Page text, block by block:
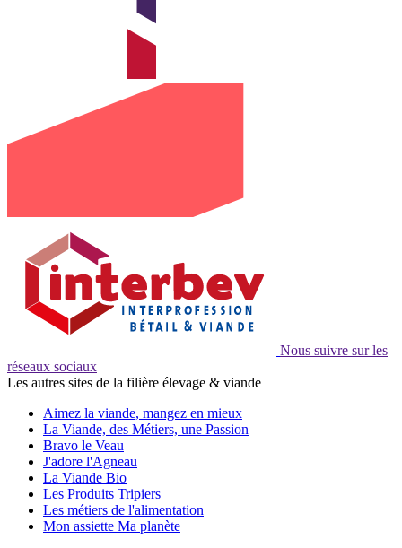
Nous suivre sur les
réseaux sociaux
Les autres sites de la filière élevage & viande
Aimez la viande, mangez en mieux
La Viande, des Métiers, une Passion
Bravo le Veau
J'adore l'Agneau
La Viande Bio
Les Produits Tripiers
Les métiers de l'alimentation
Mon assiette Ma planète